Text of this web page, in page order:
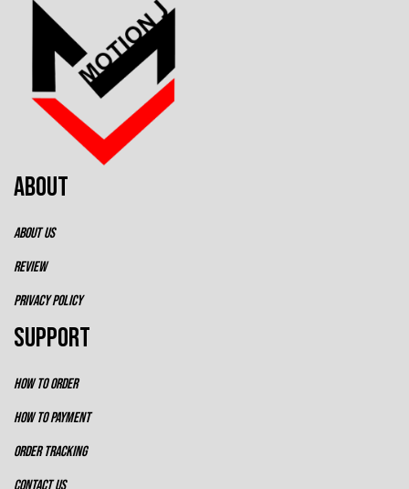
ABOUT
ABOUT US
REVIEW
PRIVACY POLICY
SUPPORT
HOW TO ORDER
HOW TO PAYMENT
ORDER TRACKING